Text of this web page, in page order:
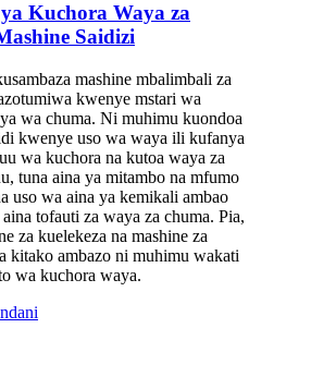
Kuchora Waya za
Saidizi
mashine mbalimbali za
kwenye mstari wa
wa chuma. Ni muhimu kuondoa
kwenye uso wa waya ili kufanya
wa kuchora na kutoa waya za
tuna aina ya mitambo na mfumo
uso wa aina ya kemikali ambao
tofauti za waya za chuma. Pia,
za kuelekeza na mashine za
kitako ambazo ni muhimu wakati
wa kuchora waya.